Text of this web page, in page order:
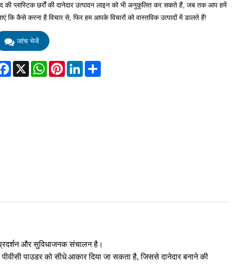
की प्लास्टिक छर्रों की दानेदार उत्पादन लाइन को भी अनुकूलित कर सकते हैं, जब तक आप हमें
कि कैसे करना है विचार से, फिर हम आपके विचारों को वास्तविक उत्पादों में डालते हैं!
जांच भेजें
Facebook
X WhatsAppPinterestLinkedInShare
प्रदर्शन और सुविधाजनक संचालन है।
पाउडर को सीधे आकार दिया जा सकता है, जिससे दानेदार बनाने की